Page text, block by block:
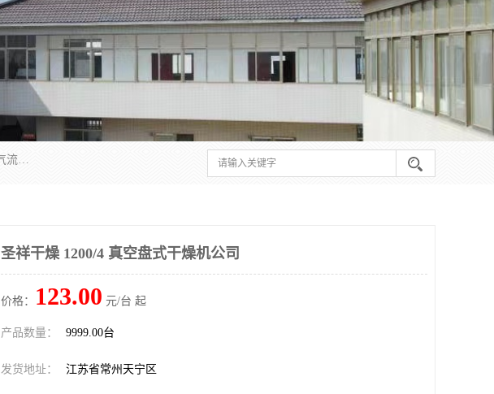
常州市圣祥干燥设备有限公司以生产干燥设备为主导产品，提供：干燥设备、干燥机、混合机、气流干燥机、烘箱、热风循环烘箱、沸腾干燥机、烘干机、喷雾干燥机等产品的生产、制造与销售服务。
圣祥干燥 1200/4 真空盘式干燥机公司
价格： 123.00 元/台 起
产品数量： 9999.00台
发货地址： 江苏省常州天宁区